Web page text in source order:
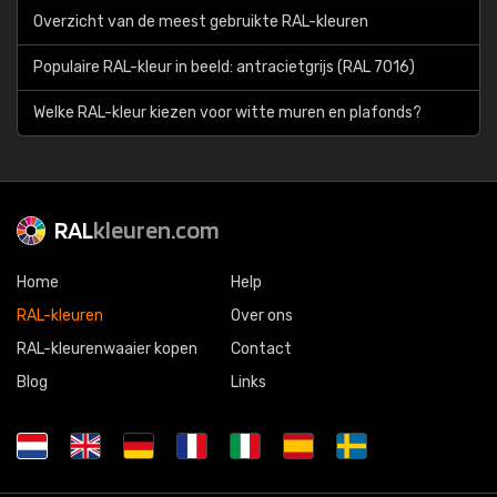
Overzicht van de meest gebruikte RAL-kleuren
Populaire RAL-kleur in beeld: antracietgrijs (RAL 7016)
Welke RAL-kleur kiezen voor witte muren en plafonds?
RALkleuren.com
Home
RAL-kleuren
RAL-kleurenwaaier kopen
Blog
Help
Over ons
Contact
Links